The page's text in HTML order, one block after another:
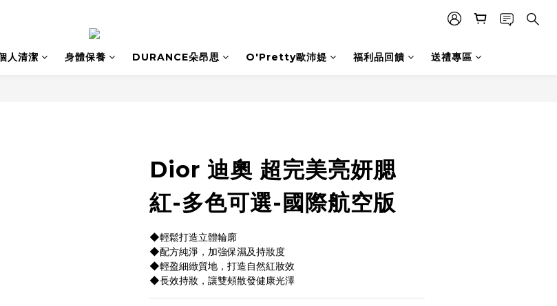
人清潔 身體保養 DURANCE朵昂思 O'Pretty歐沛媞 福利品回饋 送禮專區
Dior 迪奧 超完美亮妍腮
紅-多色可選-國際航空版
◆輕鬆打造立體輪廓
◆配方純淨，加強保濕及持妝度
◆輕盈細緻質地，打造自然紅妝效
◆長效持妝，讓雙頰散發健康光澤